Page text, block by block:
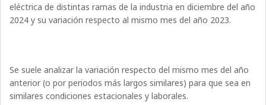
eléctrica de distintas ramas de la industria en diciembre del año
2024 y su variación respecto al mismo mes del año 2023.
Se suele analizar la variación respecto del mismo mes del año
anterior (o por periodos más largos similares) para que sea en
similares condiciones estacionales y laborales.